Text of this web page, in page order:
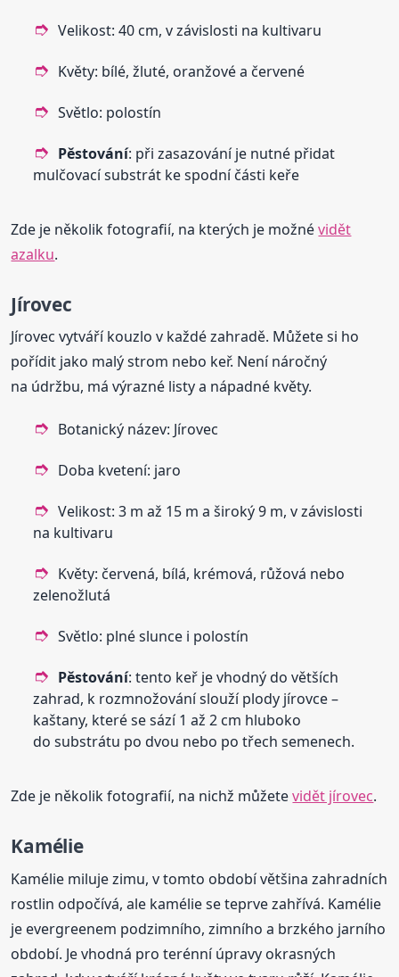
Velikost: 40 cm, v závislosti na kultivaru
Květy: bílé, žluté, oranžové a červené
Světlo: polostín
Pěstování: při zasazování je nutné přidat
mulčovací substrát ke spodní části keře
Zde je několik fotografií, na kterých je možnévidět
azalku.
Jírovec
Jírovec vytváří kouzlo v každé zahradě. Můžete si ho
pořídit jako malý strom nebo keř. Není náročný
na údržbu, má výrazné listy a nápadné květy.
Botanický název: Jírovec
Doba kvetení: jaro
Velikost: 3 m až 15 m a široký 9 m, v závislosti
na kultivaru
Květy: červená, bílá, krémová, růžová nebo
zelenožlutá
Světlo: plné slunce i polostín
Pěstování: tento keř je vhodný do větších
zahrad, k rozmnožování slouží plody jírovce –
kaštany, které se sází 1 až 2 cm hluboko
do substrátu po dvou nebo po třech semenech.
Zde je několik fotografií, na nichž můžetevidět jírovec.
Kamélie
Kamélie miluje zimu, v tomto období většina zahradních
rostlin odpočívá, ale kamélie se teprve zahřívá. Kamélie
je evergreenem podzimního, zimního a brzkého jarního
období. Je vhodná pro terénní úpravy okrasných